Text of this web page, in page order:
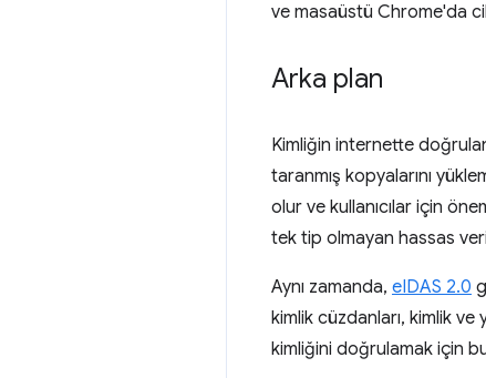
ve masaüstü Chrome'da
Arka plan
Kimliğin internette
taranmış kopyalarını
olur ve kullanıcılar için
tek tip olmayan hassas
Aynı zamanda, eIDAS 2.0
kimlik cüzdanları, kimlik ve
kimliğini doğrulamak için